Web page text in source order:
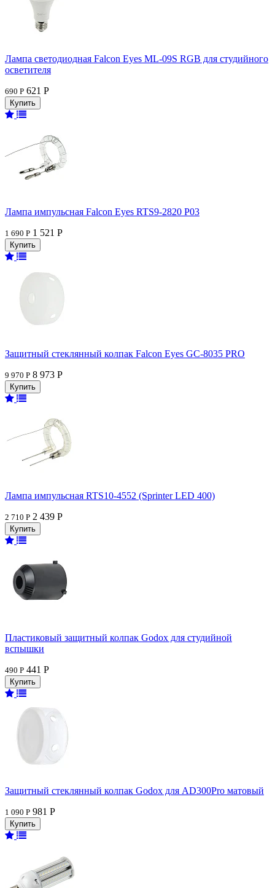
Лампа светодиодная Falcon Eyes ML-09S RGB для студийного
осветителя
690 Р 621 Р
Лампа импульсная Falcon Eyes RTS9-2820 P03
1 690 Р 1 521 Р
Защитный стеклянный колпак Falcon Eyes GC-8035 PRO
9 970 Р 8 973 Р
Лампа импульсная RTS10-4552 (Sprinter LED 400)
2 710 Р 2 439 Р
Пластиковый защитный колпак Godox для студийной
вспышки
490 Р 441 Р
Защитный стеклянный колпак Godox для AD300Pro матовый
1 090 Р 981 Р